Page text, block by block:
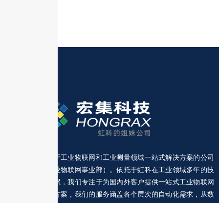
宏集是一家专注于工业物联网和工业测量领域一站式解决方案的公司
（前身是虹科工业物联网事业部）。依托于虹科在工业领域多年的技
术经验和客户积累，我们专注于为国内外客户提供一站式工业物联网
和工业测量解决方案，我们的服务涵盖各个层次的自动化需求，从数